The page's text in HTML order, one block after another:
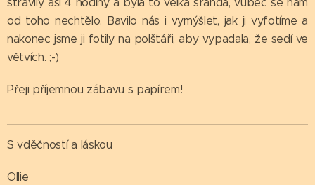
od toho nechtělo. Bavilo nás i vymýšlet, jak ji vyfotíme a
nakonec jsme ji fotily na polštáři, aby vypadala, že sedí ve
větvích. ;-)
Přeji příjemnou zábavu s papírem!
S vděčností a láskou
Ollie